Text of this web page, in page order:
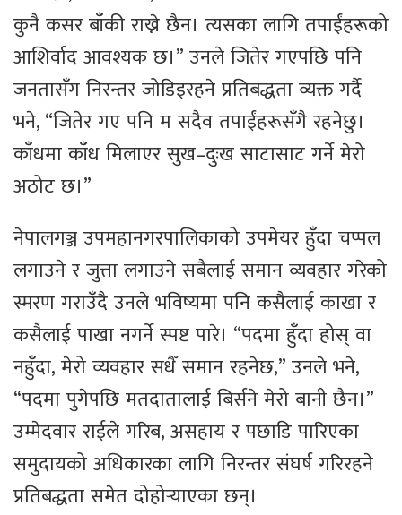
कुनै कसर बाँकी राख्ने छैन। त्यसका लागि तपाईंहरूको
आशिर्वाद आवश्यक छ।” उनले जितेर गएपछि पनि
जनतासँग निरन्तर जोडिइरहने प्रतिबद्धता व्यक्त गर्दै
भने, “जितेर गए पनि म सदैव तपाईंहरूसँगै रहनेछु।
काँधमा काँध मिलाएर सुख–दुःख साटासाट गर्ने मेरो
अठोट छ।”
नेपालगञ्ज उपमहानगरपालिकाको उपमेयर हुँदा चप्पल
लगाउने र जुत्ता लगाउने सबैलाई समान व्यवहार गरेको
स्मरण गराउँदै उनले भविष्यमा पनि कसैलाई काखा र
कसैलाई पाखा नगर्ने स्पष्ट पारे। “पदमा हुँदा होस् वा
नहुँदा, मेरो व्यवहार सधैँ समान रहनेछ,” उनले भने,
“पदमा पुगेपछि मतदातालाई बिर्सने मेरो बानी छैन।”
उम्मेदवार राईले गरिब, असहाय र पछाडि पारिएका
समुदायको अधिकारका लागि निरन्तर संघर्ष गरिरहने
प्रतिबद्धता समेत दोहोर्‍याएका छन्।